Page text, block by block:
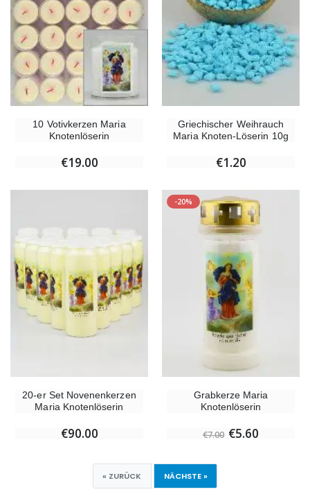
10 Votivkerzen Maria
Knotenlöserin
€19.00
Griechischer Weihrauch
Maria Knoten-Löserin 10g
€1.20
20-er Set Novenenkerzen
Maria Knotenlöserin
€90.00
-20%
Grabkerze Maria
Knotenlöserin
€7.00 €5.60
« ZURÜCK NÄCHSTE »